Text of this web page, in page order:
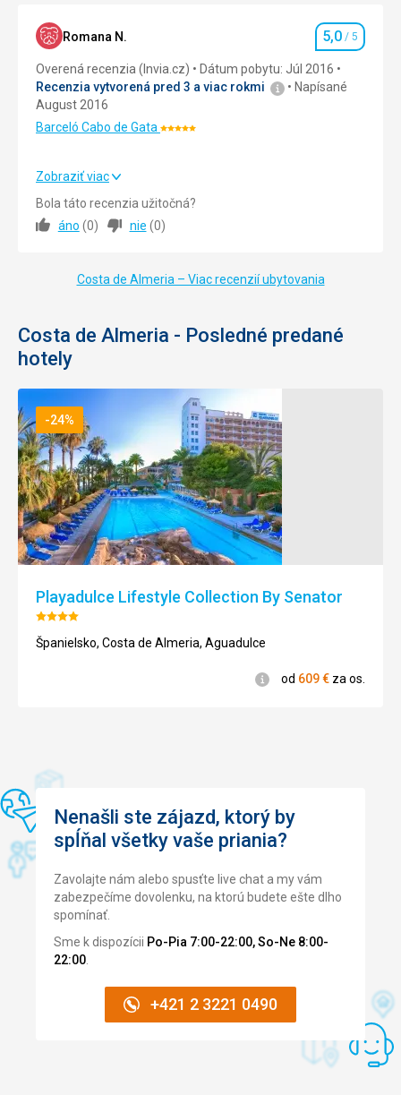
Služby 5,0/ 5
Cena 5,0
Romana N. Hodnotenie
5,0 / 5
Overená recenzia (Invia.cz)
Dátum pobytu: Júl 2016
Recenzia vytvorená pred 3 a viac rokmi
Napísané
August 2016
Barceló Cabo de GataHodnotenie:
Strava
Ubytovanie
Cena 5,0
Zobraziť viac
Bola táto recenzia užitočná?
áno (0) nie (0)
Costa de Almeria – Viac recenzií ubytovania
Costa de Almeria - Posledné predané
hotely
-24%
Playadulce Lifestyle Collection By Senator
Hodnotenie:
4/5
Španielsko, Costa de Almeria, Aguadulce
Informácie
od 609€ za os.
Nenašli ste zájazd, ktorý by
spĺňal všetky vaše priania?
Zavolajte nám alebo spusťte live chat a my vám
zabezpečíme dovolenku, na ktorú budete ešte dlho
spomínať.
Sme k dispozícii Po-Pia 7:00-22:00, So-Ne 8:00-
22:00.
+421 2 3221 0490